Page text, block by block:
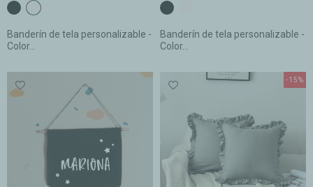
Banderín de tela personalizable -
Color...
c1 Negroc2 Blanco
Banderín de tela personalizable -
Color...
c1 Negro
-15%